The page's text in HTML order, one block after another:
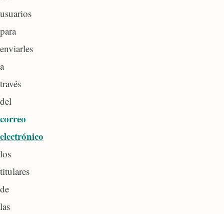
usuarios
para
enviarles
a
través
del
correo
electrónico
los
titulares
de
las